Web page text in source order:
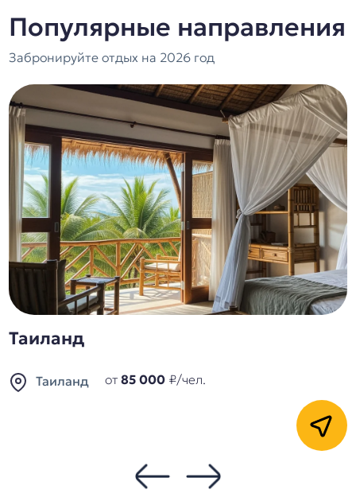
Популярные направления
Забронируйте отдых на 2026 год
Таиланд
Таиланд от85 000 ₽/чел.
Кнопка